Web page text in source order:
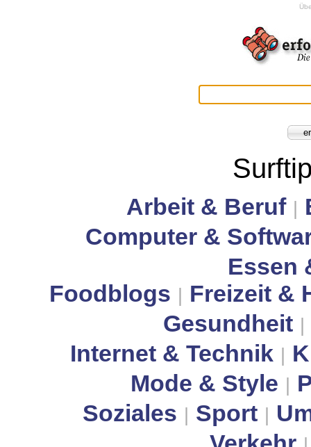
Arbeit & Beruf
Computer &
Essen
Foodblogs
Freizeit &
Gesundheit
Internet & Technik
Mode & Style
Soziales
Sport